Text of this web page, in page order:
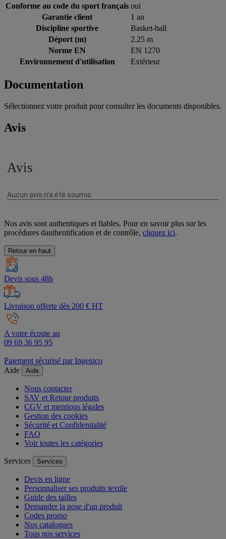
Conforme au code du sport français oui
Garantie client
1 an
Discipline sportive
Basket-ball
Déport (m)
2.25 m
Norme EN
EN 1270
Environnement d'utilisation
Extérieur
Documentation
Sélectionnez votre produit pour consulter les documents disponibles.
Avis
Nos avis sont authentiques et fiables. Pour en savoir plus sur les
procédures dauthentification et de contrôle, cliquez ici.
Retour en haut
Devis sous 48h
Livraison offerte dès 200 € HT
A votre écoute au
09 69 36 95 95
Paiement sécurisé par Ingenico
Aide
Aide
Nous contacter
SAV et Retour produits
CGV et mentions légales
Gestion des cookies
Sécurité et Confidentialité
FAQ
Voir toutes les catégories
Services Services
Devis en ligne
Personnaliser ses produits textile
Guide des tailles
Demander la pose d'un produit
Codes promo
Nos catalogues
Tous nos services